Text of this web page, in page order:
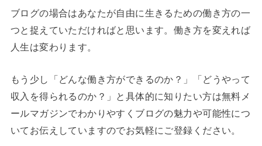
ブログの場合はあなたが自由に生きるための働き方の一
つと捉えていただければと思います。働き方を変えれば
人生は変わります。
もう少し「どんな働き方ができるのか？」「どうやって
収入を得られるのか？」と具体的に知りたい方は無料メ
ールマガジンでわかりやすくブログの魅力や可能性につ
いてお伝えしていますのでお気軽にご登録ください。